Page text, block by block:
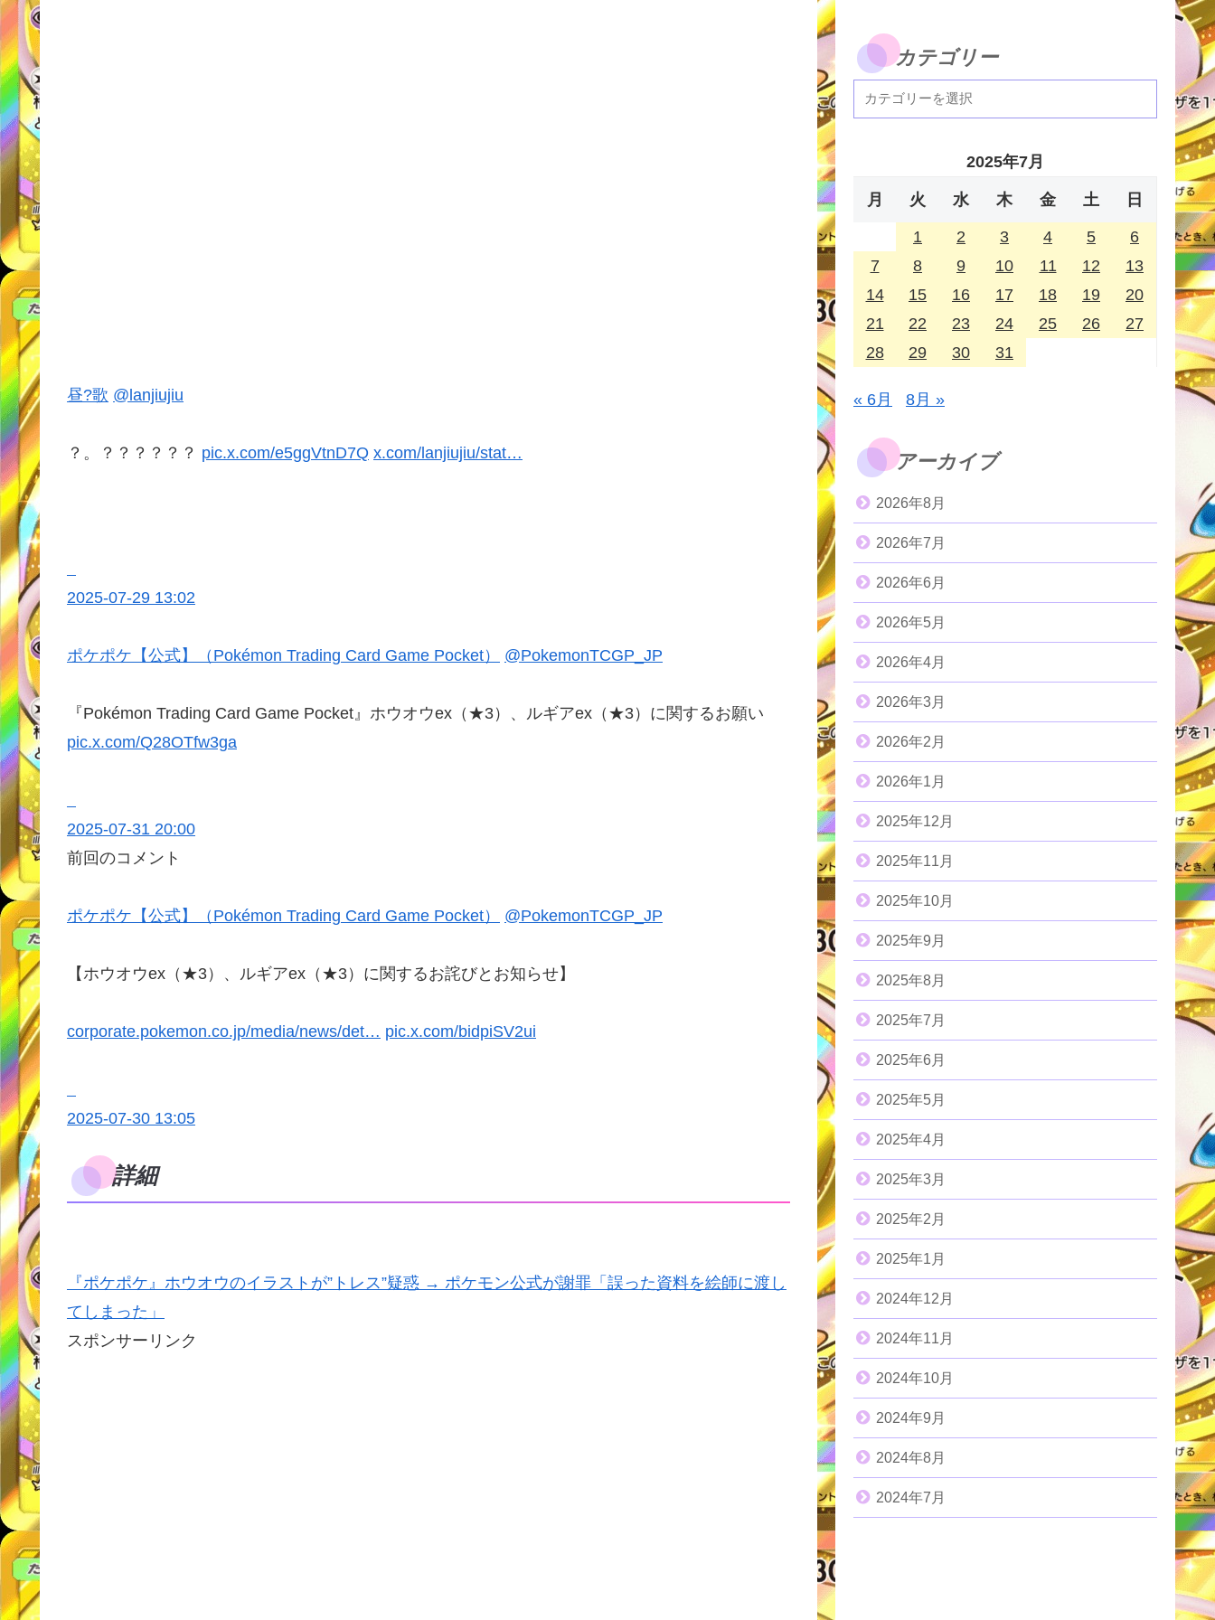
昼?歌 @lanjiujiu
？。？？？？？？ pic.x.com/e5ggVtnD7Q x.com/lanjiujiu/stat…
2025-07-29 13:02
ポケポケ【公式】（Pokémon Trading Card Game Pocket） @PokemonTCGP_JP
『Pokémon Trading Card Game Pocket』ホウオウex（★3）、ルギアex（★3）に関するお願い
pic.x.com/Q28OTfw3ga
2025-07-31 20:00
前回のコメント
ポケポケ【公式】（Pokémon Trading Card Game Pocket） @PokemonTCGP_JP
【ホウオウex（★3）、ルギアex（★3）に関するお詫びとお知らせ】
corporate.pokemon.co.jp/media/news/det… pic.x.com/bidpiSV2ui
2025-07-30 13:05
詳細
『ポケポケ』ホウオウのイラストが”トレス”疑惑 → ポケモン公式が謝罪「誤った資料を絵師に渡し
てしまった」
スポンサーリンク
カテゴリー
2025年7月
月 火 水 木 金 土 日
1 2 3 4 5
6
7
8 9 10 11 12
13
14
15 16 17 18 19
20
21
22 23 24 25 26
27
28
29 30 31
« 6月 8月 »
アーカイブ
2026年8月
2026年7月
2026年6月
2026年5月
2026年4月
2026年3月
2026年2月
2026年1月
2025年12月
2025年11月
2025年10月
2025年9月
2025年8月
2025年7月
2025年6月
2025年5月
2025年4月
2025年3月
2025年2月
2025年1月
2024年12月
2024年11月
2024年10月
2024年9月
2024年8月
2024年7月